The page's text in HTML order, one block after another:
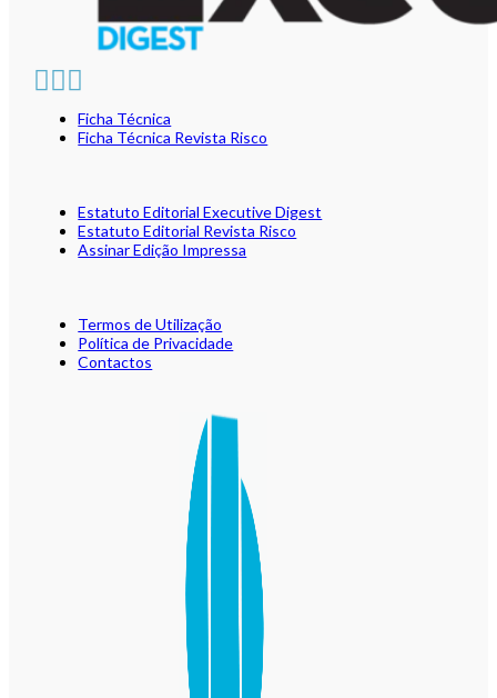
Ficha Técnica
Ficha Técnica Revista Risco
Estatuto Editorial Executive Digest
Estatuto Editorial Revista Risco
Assinar Edição Impressa
Termos de Utilização
Política de Privacidade
Contactos